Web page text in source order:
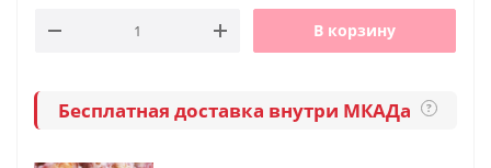
В корзину
Бесплатная доставка внутри МКАДа ?